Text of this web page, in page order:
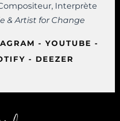
Interprète
& Artist for Change
- YOUTUBE -
- DEEZER